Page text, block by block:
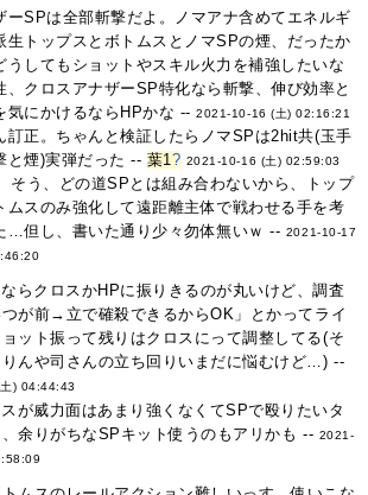
ーSPは全部斬撃だよ。ノマアナ含めてエネルギ
生トップスとボトムスとノマSPの煙、だったか
うしてもショットやスキル火力を補強したいな
、クロスアナザーSP特化なら斬撃、伸び効率と
気にかけるならHPかな --2021-10-16 (土) 02:16:21
訂正。ちゃんと検証したらノマSPは2hit共(玉手
と煙)実弾だった -- 葉1 ? 2021-10-16 (土) 02:59:03
う、どの道SPとは組み合わないから、トップ
ムスのみ強化して遠距離主体で戦わせる手を考
…但し、書いた通り少々勿体無いｗ -- 2021-10-17
らクロスかHPに振りきるのが丸いけど、調査
が前→立で確殺できるからOK」とかってライ
ット振って残りはクロスにって調整してる(そ
んや司さんの立ち回りいまだに悩むけど…) --
) 04:44:43
が威力面はあまり強くなくてSPで殴りたいタ
余りがちなSPキット使うのもアリかも -- 2021-